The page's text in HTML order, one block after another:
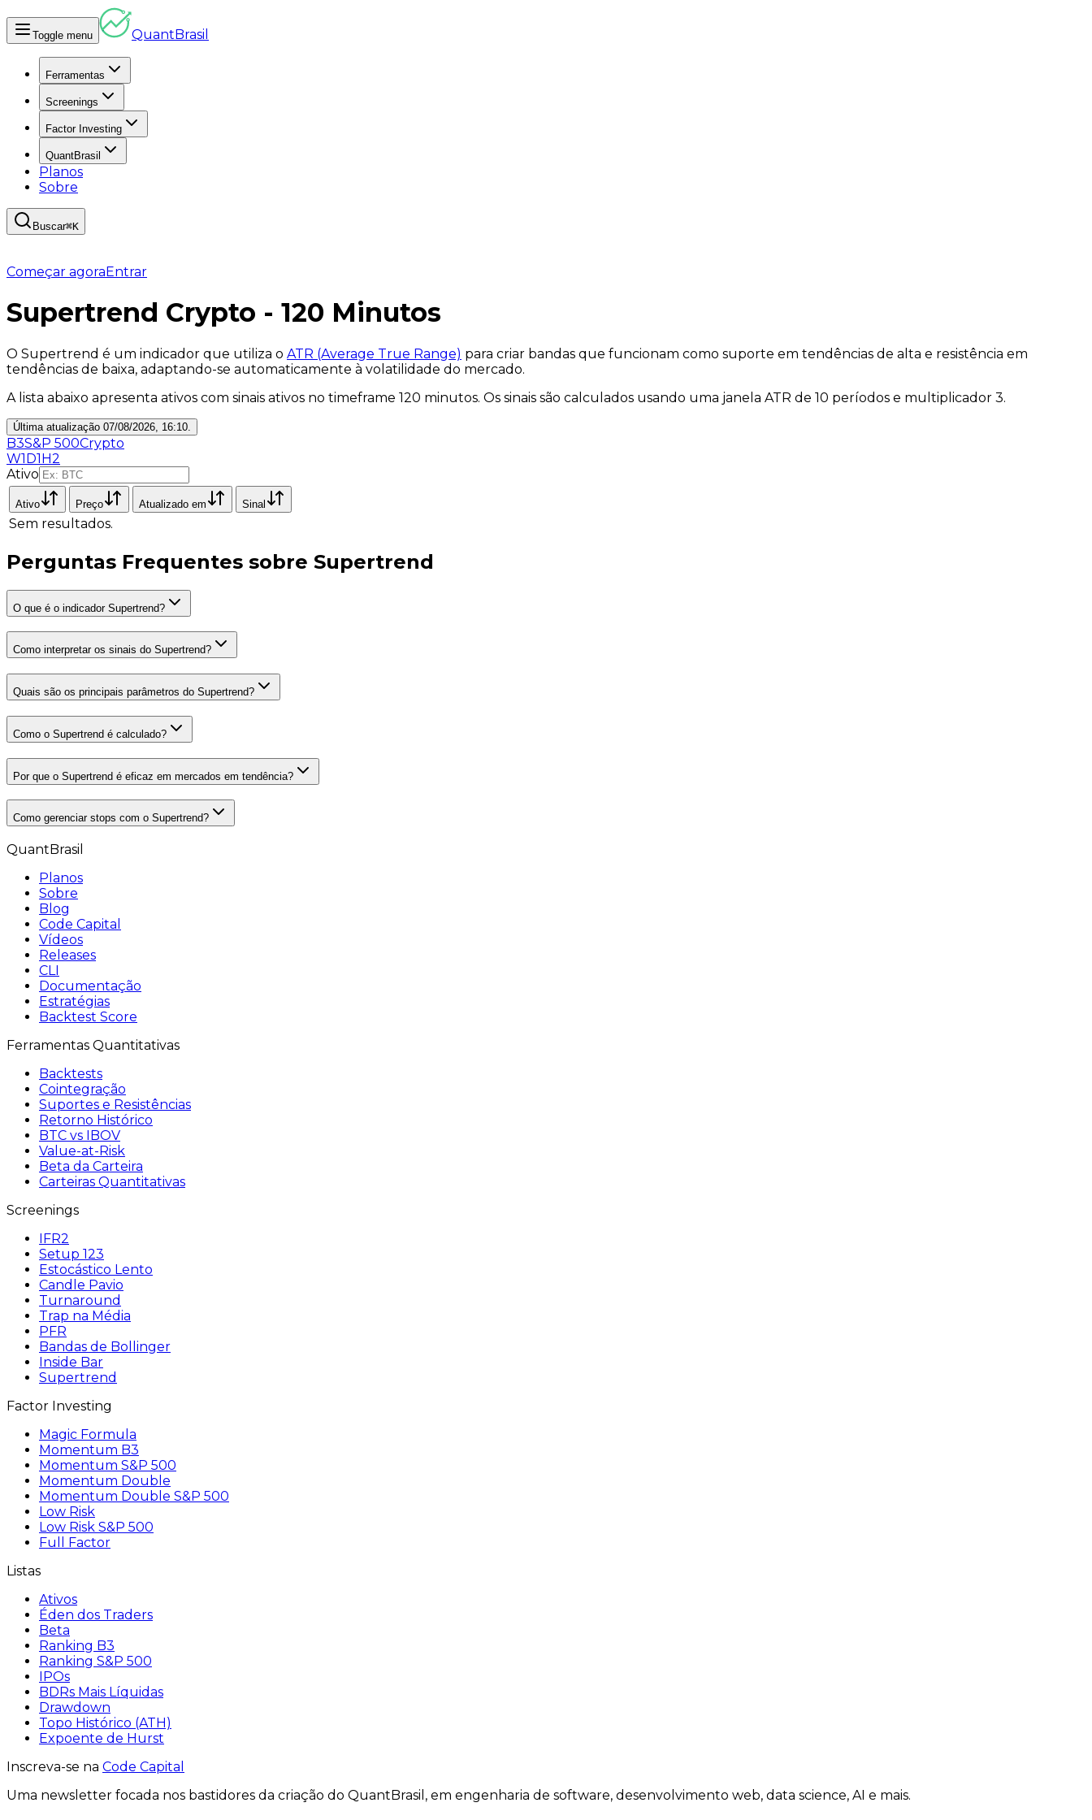
Toggle menu QuantBrasil
Ferramentas
Screenings
Factor Investing
QuantBrasil
Planos
Sobre
Buscar⌘K
Começar agoraEntrar
Supertrend Crypto - 120 Minutos
O Supertrend é um indicador que utiliza o ATR (Average True Range) para criar bandas que funcionam como suporte em tendências de alta e resistência em
tendências de baixa, adaptando-se automaticamente à volatilidade do mercado.
A lista abaixo apresenta ativos com sinais ativos no timeframe 120 minutos. Os sinais são calculados usando uma janela ATR de 10 períodos e multiplicador 3.
Última atualização 07/08/2026, 16:10
B3S&P 500Crypto
W1D1H2
Ativo
Ativo Preço Atualizado em Sinal
Sem resultados.
Perguntas Frequentes sobre Supertrend
O que é o indicador Supertrend?
Como interpretar os sinais do Supertrend?
Quais são os principais parâmetros do Supertrend?
Como o Supertrend é calculado?
Por que o Supertrend é eficaz em mercados em tendência?
Como gerenciar stops com o Supertrend?
QuantBrasil
Planos
Sobre
Blog
Code Capital
Vídeos
Releases
CLI
Documentação
Estratégias
Backtest Score
Ferramentas Quantitativas
Backtests
Cointegração
Suportes e Resistências
Retorno Histórico
BTC vs IBOV
Value-at-Risk
Beta da Carteira
Carteiras Quantitativas
Screenings
IFR2
Setup 123
Estocástico Lento
Candle Pavio
Turnaround
Trap na Média
PFR
Bandas de Bollinger
Inside Bar
Supertrend
Factor Investing
Magic Formula
Momentum B3
Momentum S&P 500
Momentum Double
Momentum Double S&P 500
Low Risk
Low Risk S&P 500
Full Factor
Listas
Ativos
Éden dos Traders
Beta
Ranking B3
Ranking S&P 500
IPOs
BDRs Mais Líquidas
Drawdown
Topo Histórico (ATH)
Expoente de Hurst
Inscreva-se na Code Capital
Uma newsletter focada nos bastidores da criação do QuantBrasil , em engenharia de software, desenvolvimento web, data science, AI e mais.